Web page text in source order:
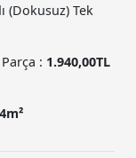
(Dokusuz) Tek
: 1.940,00TL